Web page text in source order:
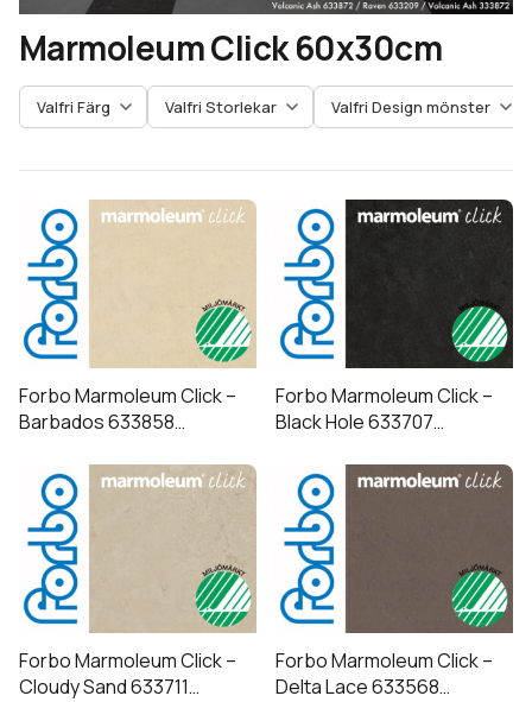
undermeny
Marmoleum Click 60x30cm
Valfri Färg Valfri Storlekar Valfri Design mönster
Forbo Marmoleum Click –
Barbados 633858
Forbo Marmoleum Click –
Black Hole 633707
Forbo Marmoleum Click –
Cloudy Sand 633711
Forbo Marmoleum Click –
Delta Lace 633568